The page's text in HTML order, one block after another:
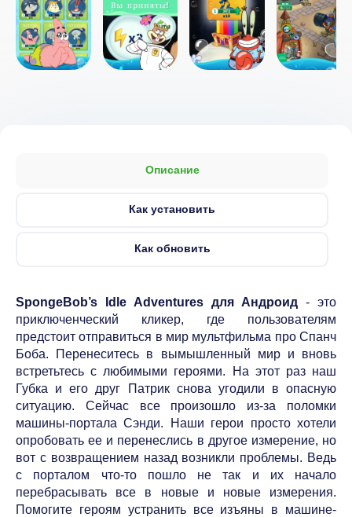
Описание
Как установить
Как обновить
SpongeBob’s Idle Adventures для Андроид - это
приключенческий кликер, где пользователям
предстоит отправиться в мир мультфильма про Спанч
Боба. Перенеситесь в вымышленный мир и вновь
встретьтесь с любимыми героями. На этот раз наш
Губка и его друг Патрик снова угодили в опасную
ситуацию. Сейчас все произошло из-за поломки
машины-портала Сэнди. Наши герои просто хотели
опробовать ее и перенеслись в другое измерение, но
вот с возвращением назад возникли проблемы. Ведь
с порталом что-то пошло не так и их начало
перебрасывать все в новые и новые измерения.
Помогите героям устранить все изъяны в машине-